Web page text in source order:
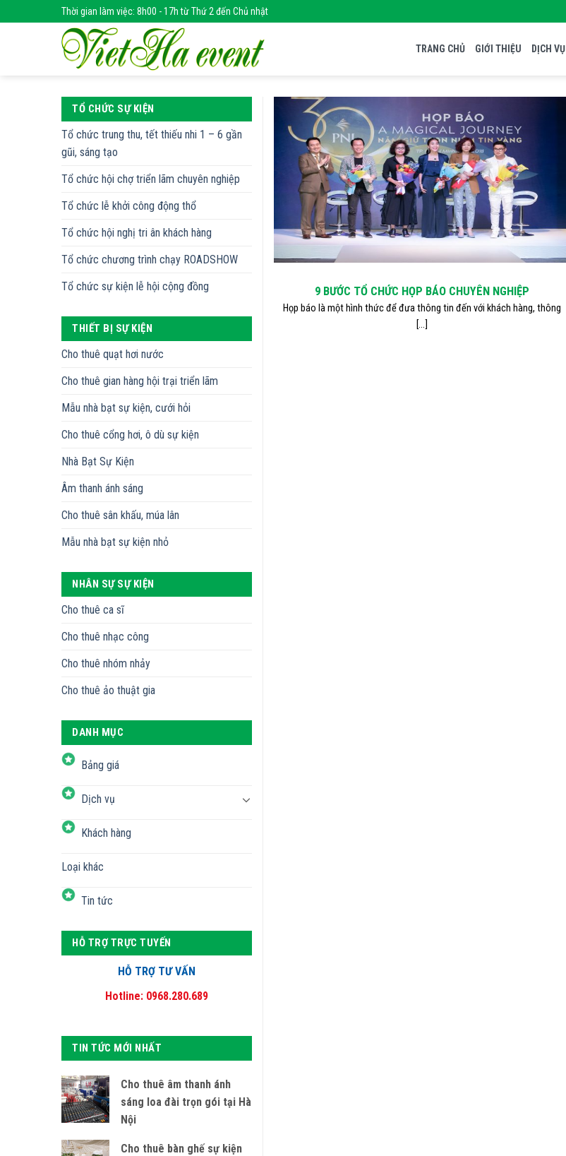
to
Thời gian làm việc: 8h00 - 17h từ Thứ 2 đến Chủ nhật
TRANG CHỦ GIỚI THIỆU DỊCH VỤ
TỔ CHỨC SỰ KIỆN
Tổ chức trung thu, tết thiếu nhi 1 – 6 gần
gũi, sáng tạo
Tổ chức hội chợ triển lãm chuyên nghiệp
Tổ chức lễ khởi công động thổ
Tổ chức hội nghị tri ân khách hàng
Tổ chức chương trình chạy ROADSHOW
Tổ chức sự kiện lễ hội cộng đồng
THIẾT BỊ SỰ KIỆN
Cho thuê quạt hơi nước
Cho thuê gian hàng hội trại triển lãm
Mẫu nhà bạt sự kiện, cưới hỏi
Cho thuê cổng hơi, ô dù sự kiện
Nhà Bạt Sự Kiện
Âm thanh ánh sáng
Cho thuê sân khấu, múa lân
Mẫu nhà bạt sự kiện nhỏ
NHÂN SỰ SỰ KIỆN
Cho thuê ca sĩ
Cho thuê nhạc công
Cho thuê nhóm nhảy
Cho thuê ảo thuật gia
DANH MỤC
Bảng giá
Dịch vụ
Khách hàng
Loại khác
Tin tức
HỖ TRỢ TRỰC TUYẾN
HỖ TRỢ TƯ VẤN
Hotline: 0968.280.689
TIN TỨC MỚI NHẤT
Cho thuê âm thanh ánh
sáng loa đài trọn gói tại Hà
Nội
Cho thuê bàn ghế sự kiện
9 BƯỚC TỔ CHỨC HỌP BÁO CHUYÊN NGHIỆP
Họp báo là một hình thức để đưa thông tin đến với khách hàng, thông
[...]